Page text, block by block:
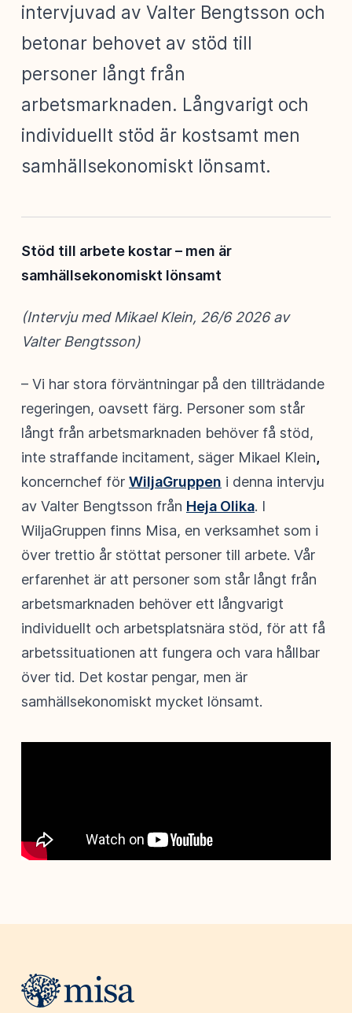
intervjuvad av Valter Bengtsson och
betonar behovet av stöd till
personer långt från
arbetsmarknaden. Långvarigt och
individuellt stöd är kostsamt men
samhällsekonomiskt lönsamt.
Stöd till arbete kostar – men är
samhällsekonomiskt lönsamt
(Intervju med Mikael Klein, 26/6 2026 av
Valter Bengtsson)
– Vi har stora förväntningar på den tillträdande
regeringen, oavsett färg. Personer som står
långt från arbetsmarknaden behöver få stöd,
inte straffande incitament, säger Mikael Klein,
koncernchef för WiljaGruppen i denna intervju
av Valter Bengtsson från Heja Olika. I
WiljaGruppen finns Misa, en verksamhet som i
över trettio år stöttat personer till arbete. Vår
erfarenhet är att personer som står långt från
arbetsmarknaden behöver ett långvarigt
individuellt och arbetsplatsnära stöd, för att få
arbetssituationen att fungera och vara hållbar
över tid. Det kostar pengar, men är
samhällsekonomiskt mycket lönsamt.
Webbplatsens sidfot